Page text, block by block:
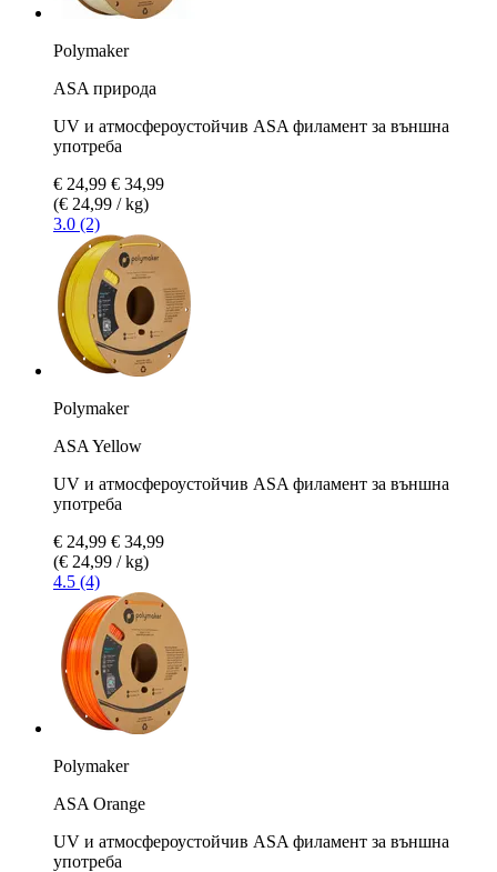
Polymaker
ASA природа
UV и атмосфероустойчив ASA филамент за външна
употреба
€ 24,99 € 34,99
(€ 24,99 / kg)
3.0 (2)
Polymaker
ASA Yellow
UV и атмосфероустойчив ASA филамент за външна
употреба
€ 24,99 € 34,99
(€ 24,99 / kg)
4.5 (4)
Polymaker
ASA Orange
UV и атмосфероустойчив ASA филамент за външна
употреба